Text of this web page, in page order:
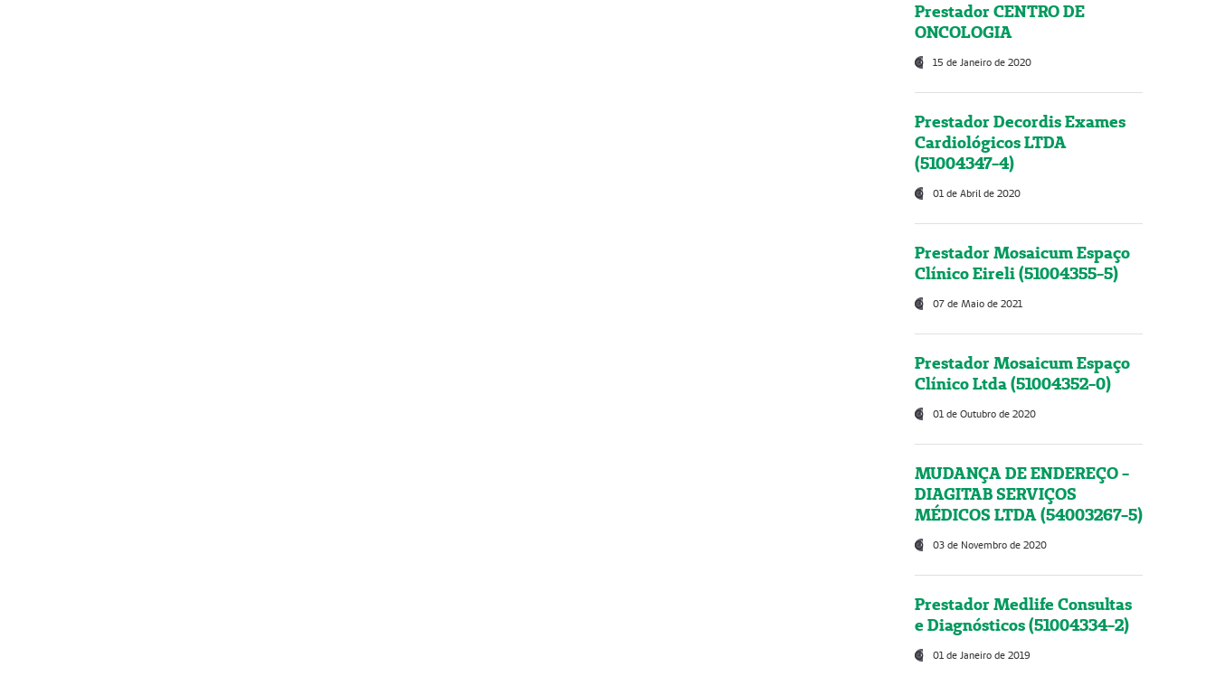
Prestador CENTRO DE
ONCOLOGIA
15 de Janeiro de 2020
Prestador Decordis Exames
Cardiológicos LTDA
(51004347-4)
01 de Abril de 2020
Prestador Mosaicum Espaço
Clínico Eireli (51004355-5)
07 de Maio de 2021
Prestador Mosaicum Espaço
Clínico Ltda (51004352-0)
01 de Outubro de 2020
MUDANÇA DE ENDEREÇO -
DIAGITAB SERVIÇOS
MÉDICOS LTDA (54003267-5)
03 de Novembro de 2020
Prestador Medlife Consultas
e Diagnósticos (51004334-2)
01 de Janeiro de 2019